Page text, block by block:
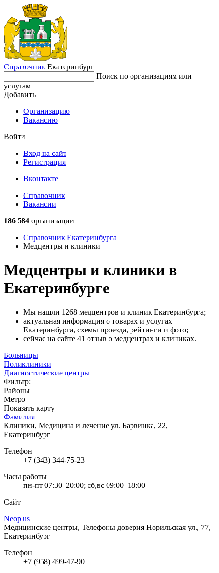
Справочник Екатеринбург
Поиск по организациям или
услугам
Добавить
Организацию
Вакансию
Войти
Вход на сайт
Регистрация
Вконтакте
Справочник
Вакансии
186 584 организации
Справочник Екатеринбурга
Медцентры и клиники
Медцентры и клиники в
Екатеринбурге
Мы нашли 1268 медцентров и клиник Екатеринбурга;
актуальная информация о товарах и услугах
Екатеринбурга, схемы проезда, рейтинги и фото;
сейчас на сайте 41 отзыв о медцентрах и клиниках.
Больницы
Поликлиники
Диагностические центры
Фильтр:
Районы
Метро
Показать карту
Фамилия
Клиники, Медицина и лечение ул. Барвинка, 22,
Екатеринбург
Телефон
+7 (343) 344-75-23
Часы работы
пн-пт 07:30–20:00; сб,вс 09:00–18:00
Сайт
Neoplus
Медицинские центры, Телефоны доверия Норильская ул., 77,
Екатеринбург
Телефон
+7 (958) 499-47-90